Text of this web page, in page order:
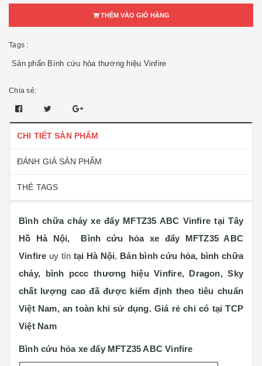
THÊM VÀO GIỎ HÀNG
Tags :
Sản phẩn Bình cứu hỏa thương hiệu Vinfire
Chia sẻ:
CHI TIẾT SẢN PHẨM
ĐÁNH GIÁ SẢN PHẨM
THẺ TAGS
Bình chữa cháy xe đẩy MFTZ35 ABC Vinfire tại Tây
Hồ Hà Nội,
Bình cứu hỏa xe đẩy MFTZ35 ABC
Vinfire uy tín tại Hà Nội, Bán bình cứu hỏa, bình chữa
cháy, bình pccc thương hiệu Vinfire, Dragon, Sky
chất lượng cao đã được kiểm định theo tiêu chuẩn
Việt Nam, an toàn khi sử dụng. Giá rẻ chỉ có tại TCP
Việt Nam
Bình cứu hỏa xe đẩy MFTZ35 ABC Vinfire